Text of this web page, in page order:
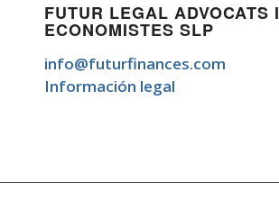
FUTUR LEGAL ADVOCATS I
ECONOMISTES SLP
info@futurfinances.com
Información legal